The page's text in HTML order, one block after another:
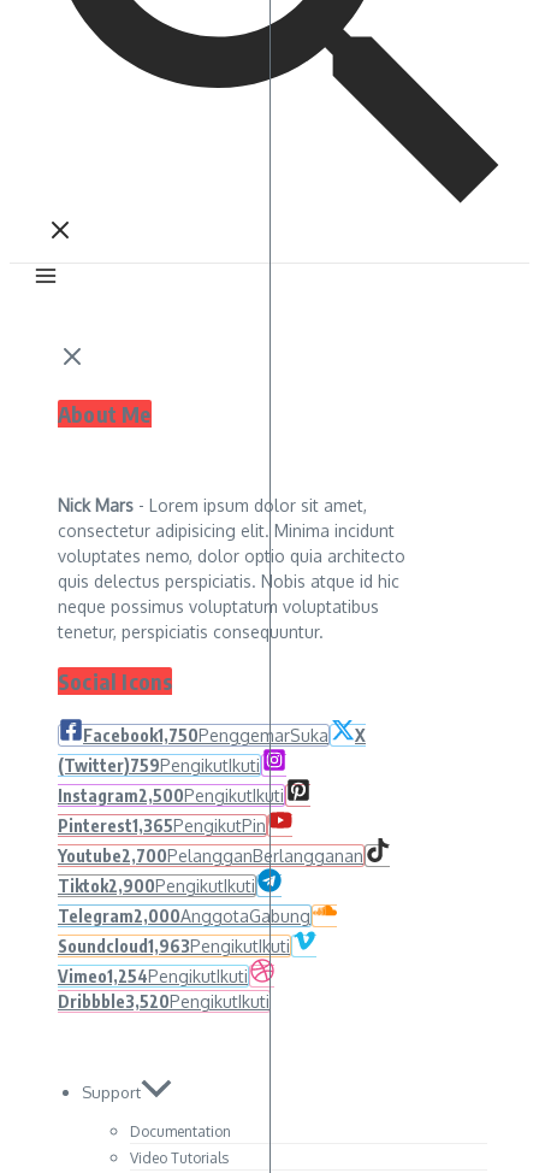
About Me
Nick Mars - Lorem ipsum dolor sit amet,
consectetur adipisicing elit. Minima incidunt
voluptates nemo, dolor optio quia architecto
quis delectus perspiciatis. Nobis atque id hic
neque possimus voluptatum voluptatibus
tenetur, perspiciatis consequuntur.
Social Icons
Facebook1,750PenggemarSuka
X
(Twitter)759PengikutIkuti
Instagram2,500PengikutIkuti
Pinterest1,365PengikutPin
Youtube2,700PelangganBerlangganan
Tiktok2,900PengikutIkuti
Telegram2,000AnggotaGabung
Soundcloud1,963PengikutIkuti
Vimeo1,254PengikutIkuti
Dribbble3,520PengikutIkuti
Support
Documentation
Video Tutorials